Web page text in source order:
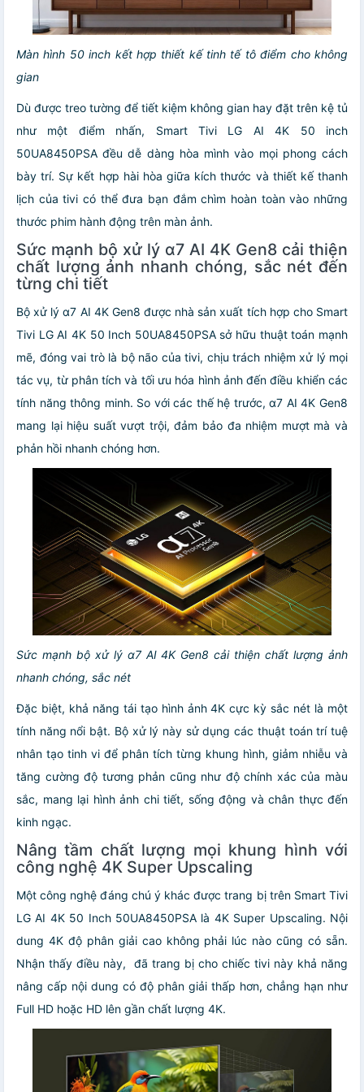
Màn hình 50 inch kết hợp thiết kế tinh tế tô điểm cho không
gian
Dù được treo tường để tiết kiệm không gian hay đặt trên kệ tủ
như một điểm nhấn, Smart Tivi LG AI 4K 50 inch
50UA8450PSA đều dễ dàng hòa mình vào mọi phong cách
bày trí. Sự kết hợp hài hòa giữa kích thước và thiết kế thanh
lịch của tivi có thể đưa bạn đắm chìm hoàn toàn vào những
thước phim hành động trên màn ảnh.
Sức mạnh bộ xử lý α7 AI 4K Gen8 cải thiện
chất lượng ảnh nhanh chóng, sắc nét đến
từng chi tiết
Bộ xử lý α7 AI 4K Gen8 được nhà sản xuất tích hợp cho Smart
Tivi LG AI 4K 50 Inch 50UA8450PSA sở hữu thuật toán mạnh
mẽ, đóng vai trò là bộ não của tivi, chịu trách nhiệm xử lý mọi
tác vụ, từ phân tích và tối ưu hóa hình ảnh đến điều khiển các
tính năng thông minh. So với các thế hệ trước, α7 AI 4K Gen8
mang lại hiệu suất vượt trội, đảm bảo đa nhiệm mượt mà và
phản hồi nhanh chóng hơn.
Sức mạnh bộ xử lý α7 AI 4K Gen8 cải thiện chất lượng ảnh
nhanh chóng, sắc nét
Đặc biệt, khả năng tái tạo hình ảnh 4K cực kỳ sắc nét là một
tính năng nổi bật. Bộ xử lý này sử dụng các thuật toán trí tuệ
nhân tạo tinh vi để phân tích từng khung hình, giảm nhiễu và
tăng cường độ tương phản cũng như độ chính xác của màu
sắc, mang lại hình ảnh chi tiết, sống động và chân thực đến
kinh ngạc.
Nâng tầm chất lượng mọi khung hình với
công nghệ 4K Super Upscaling
Một công nghệ đáng chú ý khác được trang bị trên Smart Tivi
LG AI 4K 50 Inch 50UA8450PSA là 4K Super Upscaling. Nội
dung 4K độ phân giải cao không phải lúc nào cũng có sẵn.
Nhận thấy điều này, đã trang bị cho chiếc tivi này khả năng
nâng cấp nội dung có độ phân giải thấp hơn, chẳng hạn như
Full HD hoặc HD lên gần chất lượng 4K.